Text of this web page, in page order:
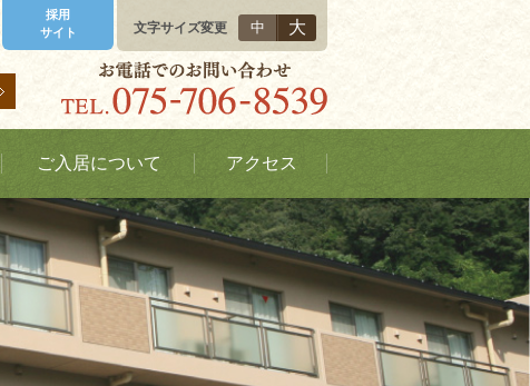
文字サイズ変更 中 大
ご入居について アクセス
採用
サイト